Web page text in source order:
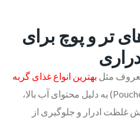
تر و پوچ برای
مثل بهترین انواع غذای گربه
تر (کنسرو) و پوچ (Pouches) به دلیل محتوای آب بالا،
غلظت ادرار و جلوگیری از